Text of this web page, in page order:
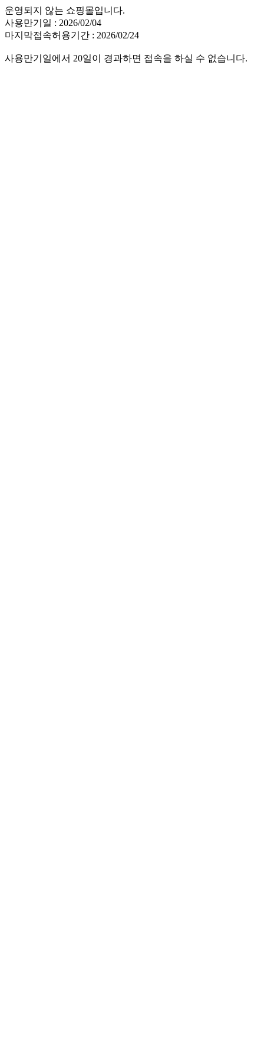
운영되지 않는 쇼핑몰입니다.
사용만기일 : 2026/02/04
마지막접속허용기간 : 2026/02/24
사용만기일에서 20일이 경과하면 접속을 하실 수 없습니다.